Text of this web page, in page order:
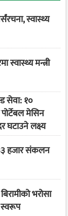
स्वास्थ्य
स्वास्थ्य मन्त्री
सेवा: १०
मेसिन
घटाउने लक्ष्य
हजार संकलन
भरोसा
स्वरूप